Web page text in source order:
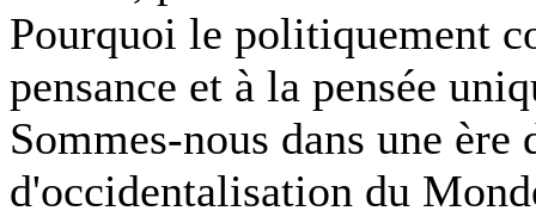
Pourquoi le politiquement
pensance et à la pensée
Sommes-nous dans une
d'occidentalisation du